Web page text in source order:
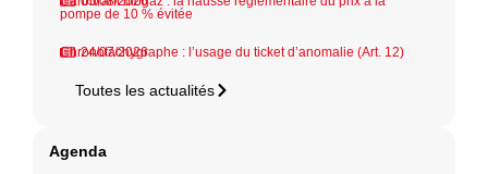
pompe de 10 % évitée
24/07/2026
Chronotachygraphe : l’usage du ticket d’anomalie (Art. 12)
Toutes les actualités
Agenda